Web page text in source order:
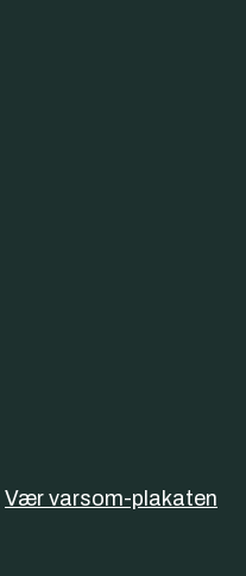
Vær varsom-plakaten